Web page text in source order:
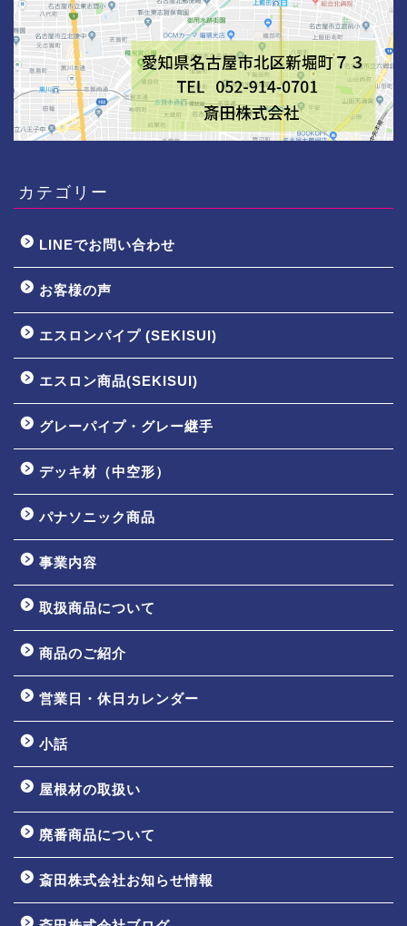
カテゴリー
LINEでお問い合わせ
お客様の声
エスロンパイプ (SEKISUI)
エスロン商品(SEKISUI)
グレーパイプ・グレー継手
デッキ材（中空形）
パナソニック商品
事業内容
取扱商品について
商品のご紹介
営業日・休日カレンダー
小話
屋根材の取扱い
廃番商品について
斎田株式会社お知らせ情報
ホーム